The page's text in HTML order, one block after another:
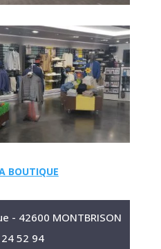
BOUTIQUE
- 42600 MONTBRISON
52 94